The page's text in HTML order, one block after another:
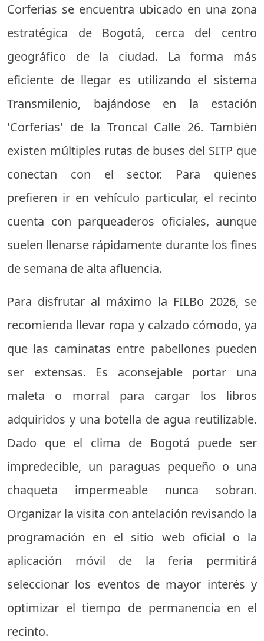
Corferias se encuentra ubicado en una zona
estratégica de Bogotá, cerca del centro
geográfico de la ciudad. La forma más
eficiente de llegar es utilizando el sistema
Transmilenio, bajándose en la estación
'Corferias' de la Troncal Calle 26. También
existen múltiples rutas de buses del SITP que
conectan con el sector. Para quienes
prefieren ir en vehículo particular, el recinto
cuenta con parqueaderos oficiales, aunque
suelen llenarse rápidamente durante los fines
de semana de alta afluencia.
Para disfrutar al máximo la FILBo 2026, se
recomienda llevar ropa y calzado cómodo, ya
que las caminatas entre pabellones pueden
ser extensas. Es aconsejable portar una
maleta o morral para cargar los libros
adquiridos y una botella de agua reutilizable.
Dado que el clima de Bogotá puede ser
impredecible, un paraguas pequeño o una
chaqueta impermeable nunca sobran.
Organizar la visita con antelación revisando la
programación en el sitio web oficial o la
aplicación móvil de la feria permitirá
seleccionar los eventos de mayor interés y
optimizar el tiempo de permanencia en el
recinto.